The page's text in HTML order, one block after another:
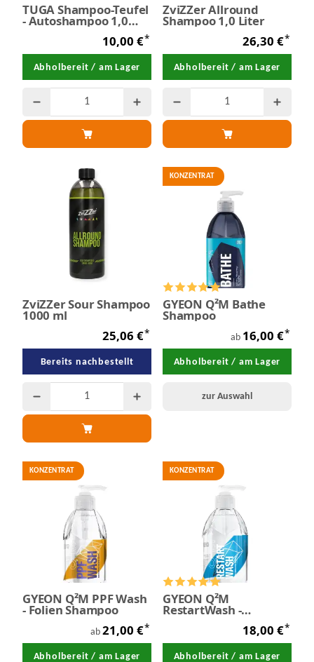
TUGA Shampoo-Teufel
- Autoshampoo 1,0
10,00 €*
Abholbereit / am Lager
ZviZZer Allround
Shampoo 1,0 Liter
26,30 €*
Abholbereit / am Lager
ZviZZer Sour Shampoo
1000 ml
25,06 €*
Bereits nachbestellt
KONZENTRAT
GYEON Q²M Bathe
Shampoo
ab 16,00 €*
Abholbereit / am Lager
zur Auswahl
KONZENTRAT
GYEON Q²M PPF Wash
- Folien Shampoo
ab 21,00 €*
Abholbereit / am Lager
KONZENTRAT
GYEON Q²M
RestartWash -
18,00 €*
Abholbereit / am Lager